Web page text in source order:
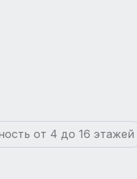
от 4 до 16 этажей